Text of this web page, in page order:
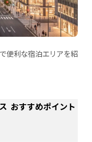
便利な宿泊エリアを紹
おすすめポイント